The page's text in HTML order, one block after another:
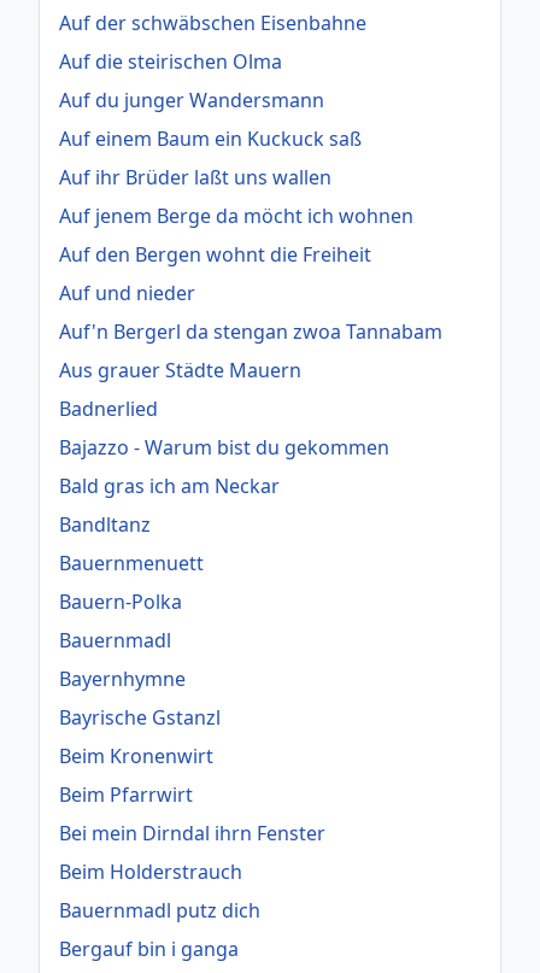
Auf der schwäbschen Eisenbahne
Auf die steirischen Olma
Auf du junger Wandersmann
Auf einem Baum ein Kuckuck saß
Auf ihr Brüder laßt uns wallen
Auf jenem Berge da möcht ich wohnen
Auf den Bergen wohnt die Freiheit
Auf und nieder
Auf'n Bergerl da stengan zwoa Tannabam
Aus grauer Städte Mauern
Badnerlied
Bajazzo - Warum bist du gekommen
Bald gras ich am Neckar
Bandltanz
Bauernmenuett
Bauern-Polka
Bauernmadl
Bayernhymne
Bayrische Gstanzl
Beim Kronenwirt
Beim Pfarrwirt
Bei mein Dirndal ihrn Fenster
Beim Holderstrauch
Bauernmadl putz dich
Bergauf bin i ganga